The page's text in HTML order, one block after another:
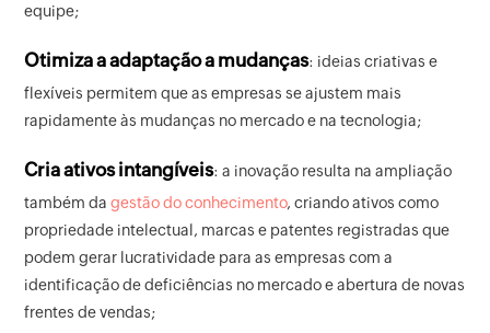
equipe;
Otimiza a adaptação a mudanças: ideias criativas e
flexíveis permitem que as empresas se ajustem mais
rapidamente às mudanças no mercado e na tecnologia;
Cria ativos intangíveis: a inovação resulta na ampliação
também dagestão do conhecimento, criando ativos como
propriedade intelectual, marcas e patentes registradas que
podem gerar lucratividade para as empresas com a
identificação de deficiências no mercado e abertura de novas
frentes de vendas;